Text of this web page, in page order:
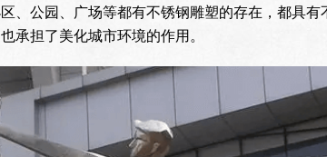
、公园、广场等都有不锈钢雕塑的存在，都具有
承担了美化城市环境的作用。